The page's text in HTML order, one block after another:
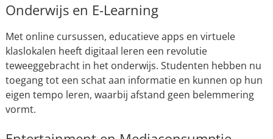
Onderwijs en E-Learning
Met online cursussen, educatieve apps en virtuele
klaslokalen heeft digitaal leren een revolutie
teweeggebracht in het onderwijs. Studenten hebben nu
toegang tot een schat aan informatie en kunnen op hun
eigen tempo leren, waarbij afstand geen belemmering
vormt.